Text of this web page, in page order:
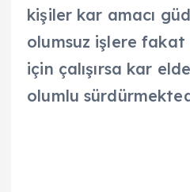
kişiler kar amacı
olumsuz işlere fakat
için çalışırsa kar
olumlu